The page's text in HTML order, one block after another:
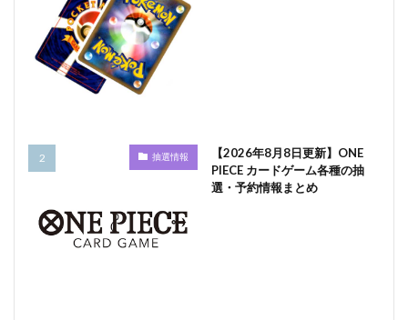
抽選情報
【2026年8月8日更新】ONE
PIECE カードゲーム各種の抽
選・予約情報まとめ